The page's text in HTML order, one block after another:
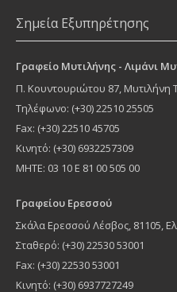
Σημεία Εξυπηρέτησης
Γραφείο Μυτιλήνης - Λιμάνι
Π. Κουντουριώτου 87, Μυτιλήνη
Τηλέφωνο: (+30) 22510 25505
Fax: (+30) 22510 45705
Κινητό: (+30) 6932257309
MHTE: 03 10 Ε 81 00 505 00
Γραφείου Ερεσσού
Σκάλα Ερεσσού Λέσβος, 81105,
Σταθερό: (+30) 22530 53001
Fax: (+30) 22530 53001
Κινητό: (+30) 6937727249